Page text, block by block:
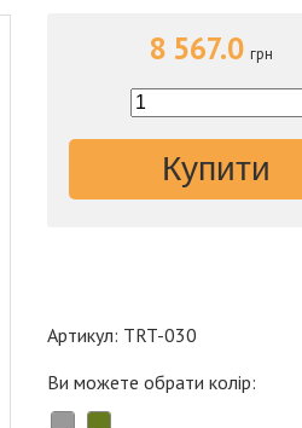
8 567.0 грн
Купити
Артикул: TRT-030
Ви можете обрати колір: